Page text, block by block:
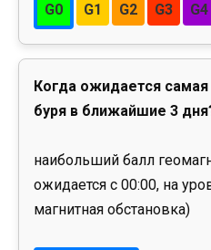
G0 G1 G2 G3 G4
Когда ожидается
буря в ближайшие 3
наибольший балл
ожидается с 00:00, на
магнитная обстановка)